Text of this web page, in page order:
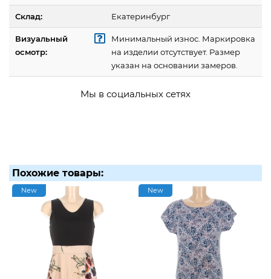
Склад: Екатеринбург
Визуальный
осмотр:
Минимальный износ. Маркировка
на изделии отсутствует. Размер
указан на основании замеров.
Мы в социальных сетях
Похожие товары:
New New